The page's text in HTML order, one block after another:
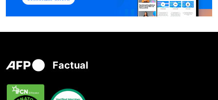
Factual